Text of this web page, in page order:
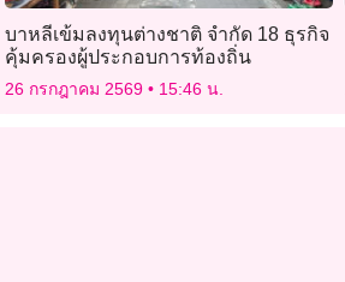
บาหลีเข้มลงทุนต่างชาติ จำกัด 18 ธุรกิจ
คุ้มครองผู้ประกอบการท้องถิ่น
26 กรกฎาคม 2569 15:46 น.